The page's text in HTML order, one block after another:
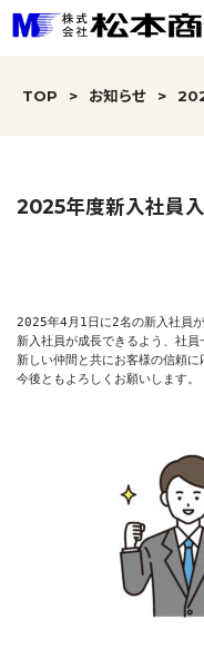
TOP > お知らせ >
2025年度新入社員
2025年4月1日に2名の新入社員が
新入社員が成長できるよう、社員
新しい仲間と共にお客様の信頼に